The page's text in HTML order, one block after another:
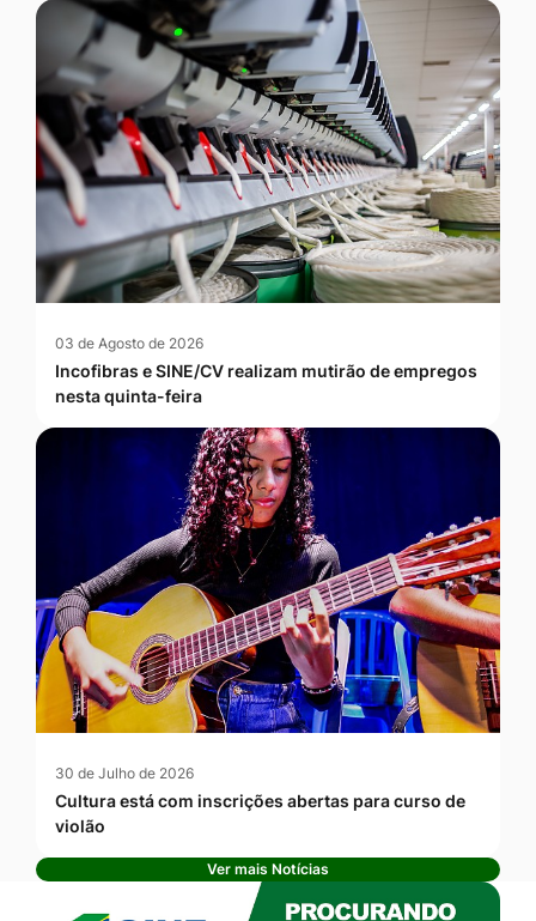
03 de Agosto de 2026
Incofibras e SINE/CV realizam mutirão de empregos
nesta quinta-feira
30 de Julho de 2026
Cultura está com inscrições abertas para curso de
violão
Ver mais Notícias